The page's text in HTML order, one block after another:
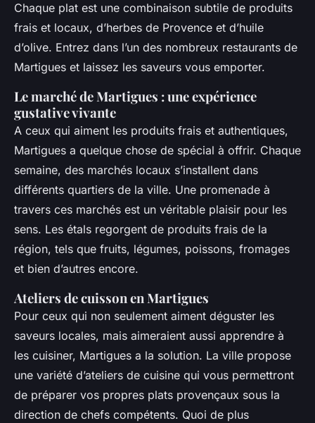
Chaque plat est une combinaison subtile de produits
frais et locaux, d’herbes de Provence et d’huile
d’olive. Entrez dans l’un des nombreux restaurants de
Martigues et laissez les saveurs vous emporter.
Le marché de Martigues : une expérience
gustative vivante
A ceux qui aiment les produits frais et authentiques,
Martigues a quelque chose de spécial à offrir. Chaque
semaine, des marchés locaux s’installent dans
différents quartiers de la ville. Une promenade à
travers ces marchés est un véritable plaisir pour les
sens. Les étals regorgent de produits frais de la
région, tels que fruits, légumes, poissons, fromages
et bien d’autres encore.
Ateliers de cuisson en Martigues
Pour ceux qui non seulement aiment déguster les
saveurs locales, mais aimeraient aussi apprendre à
les cuisiner, Martigues a la solution. La ville propose
une variété d’ateliers de cuisine qui vous permettront
de préparer vos propres plats provençaux sous la
direction de chefs compétents. Quoi de plus